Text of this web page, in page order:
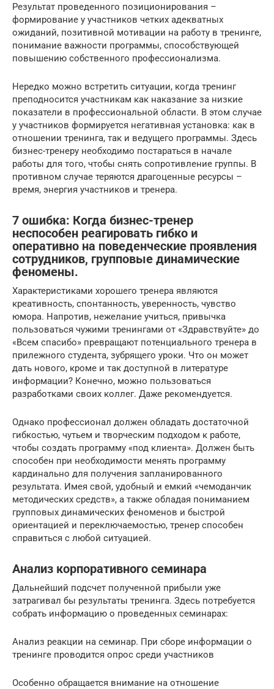
Результат проведенного позиционирования –
формирование у участников четких адекватных
ожиданий, позитивной мотивации на работу в тренинге,
понимание важности программы, способствующей
повышению собственного профессионализма.
Нередко можно встретить ситуации, когда тренинг
преподносится участникам как наказание за низкие
показатели в профессиональной области. В этом случае
у участников формируется негативная установка: как в
отношении тренинга, так и ведущего программы. Здесь
бизнес-тренеру необходимо постараться в начале
работы для того, чтобы снять сопротивление группы. В
противном случае теряются драгоценные ресурсы –
время, энергия участников и тренера.
7 ошибка: Когда бизнес-тренер
неспособен реагировать гибко и
оперативно на поведенческие проявления
сотрудников, групповые динамические
феномены.
Характеристиками хорошего тренера являются
креативность, спонтанность, уверенность, чувство
юмора. Напротив, нежелание учиться, привычка
пользоваться чужими тренингами от «Здравствуйте» до
«Всем спасибо» превращают потенциального тренера в
прилежного студента, зубрящего уроки. Что он может
дать нового, кроме и так доступной в литературе
информации? Конечно, можно пользоваться
разработками своих коллег. Даже рекомендуется.
Однако профессионал должен обладать достаточной
гибкостью, чутьем и творческим подходом к работе,
чтобы создать программу «под клиента». Должен быть
способен при необходимости менять программу
кардинально для получения запланированного
результата. Имея свой, удобный и емкий «чемоданчик
методических средств», а также обладая пониманием
групповых динамических феноменов и быстрой
ориентацией и переключаемостью, тренер способен
справиться с любой ситуацией.
Анализ корпоративного семинара
Дальнейший подсчет полученной прибыли уже
затрагивал бы результаты тренинга. Здесь потребуется
собрать информацию о проведенных семинарах:
Анализ реакции на семинар. При сборе информации о
тренинге проводится опрос среди участников
Особенно обращается внимание на отношение